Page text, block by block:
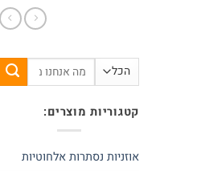
עבור:
קטגוריות מוצרים:
אוזניות נסתרות אלחוטיות